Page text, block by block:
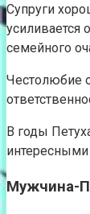
Супруги
семейного
Честолюбие
В годы
Мужчина-